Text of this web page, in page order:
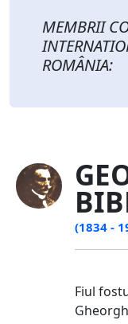
MEMBRII
ROMÂNIA:
(1834 -
Fiul